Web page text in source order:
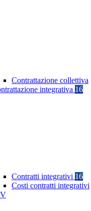
Contrattazione collettiva
integrativa 16
Contratti integrativi 16
Costi contratti integrativi